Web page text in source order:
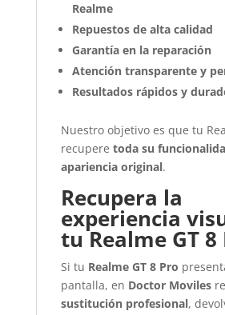
Realme
Repuestos de alta calidad
Garantía en la reparación
Atención transparente y
Resultados rápidos y
Nuestro objetivo es que tu
recupere toda su
apariencia original.
Recupera la
experiencia
tu Realme GT 8
Si tu Realme GT 8 Pro
pantalla, en Doctor Moviles
sustitución profesional,